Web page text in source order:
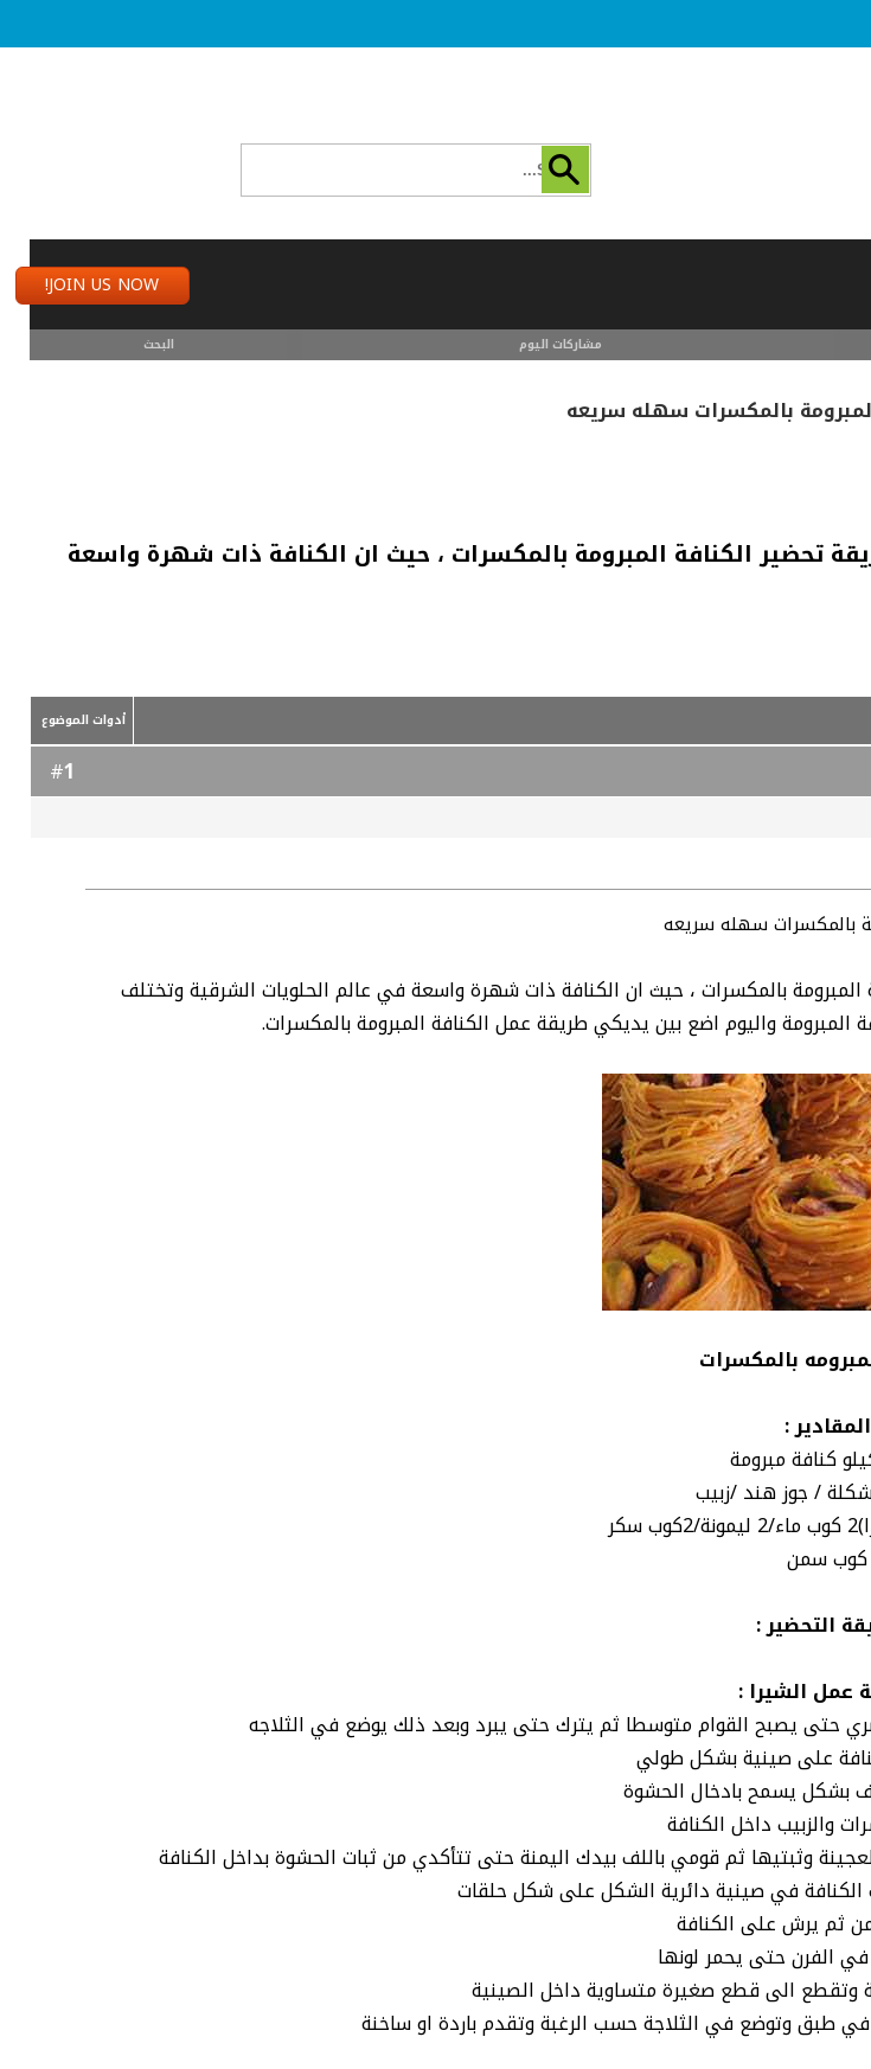
JOIN US NOW!
مشاركات اليوم البحث
بالمكسرات سهله سريعه
تحضير الكنافة المبرومة بالمكسرات ، حيث ان الكنافة ذات شهرة واسعة
أدوات الموضوع
1
بالمكسرات سهله سريعه
بالمكسرات ، حيث ان الكنافة ذات شهرة واسعة في عالم الحلويات الشرقية وتختلف
واليوم اضع بين يديكي طريقة عمل الكنافة المبرومة بالمكسرات.
بالمكسرات
المقادير :
كنافة مبرومة
/ جوز هند /زبيب
كوب سمن
التحضير :
عمل الشيرا :
حتى يصبح القوام متوسطا ثم يترك حتى يبرد وبعد ذلك يوضع في الثلاجه
على صينية بشكل طولي
بشكل يسمح بادخال الحشوة
والزبيب داخل الكنافة
وثبتيها ثم قومي باللف بيدك اليمنة حتى تتأكدي من ثبات الحشوة بداخل الكنافة
في صينية دائرية الشكل على شكل حلقات
ثم يرش على الكنافة
الفرن حتى يحمر لونها
وتقطع الى قطع صغيرة متساوية داخل الصينية
طبق وتوضع في الثلاجة حسب الرغبة وتقدم باردة او ساخنة